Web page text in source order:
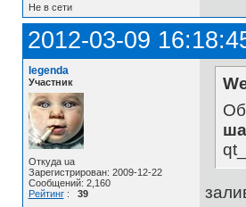
Не в сети
2012-03-09
legenda
Участник
Откуда ua
Зарегистрирован: 2009-12-22
Сообщений: 2,160
Рейтинг: 39